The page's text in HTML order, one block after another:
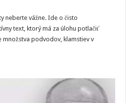
neberte vážne. Ide o čisto
text, ktorý má za úlohu potlačiť
množstva podvodov, klamstiev v